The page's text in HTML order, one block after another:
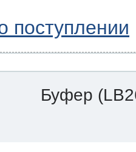
поступлении
Буфер